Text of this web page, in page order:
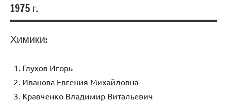
1975 г.
Химики:
Глухов Игорь
Иванова Евгения Михайловна
Кравченко Владимир Витальевич